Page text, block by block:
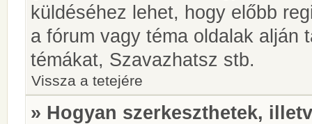
küldéséhez lehet, hogy előbb
a fórum vagy téma oldalak alján
témákat, Szavazhatsz stb.
Vissza a tetejére
» Hogyan szerkeszthetek,